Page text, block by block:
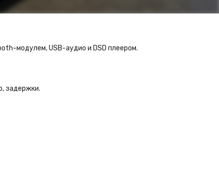
модулем, USB-аудио и DSD плеером.
задержки.